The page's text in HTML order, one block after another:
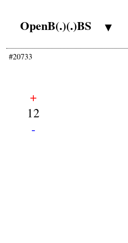
OpenB(.)(.)BS ▼
#20733
+
12
-